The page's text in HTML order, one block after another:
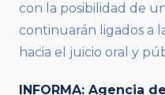
con la posibilidad de
continuarán ligados a
hacia el juicio oral y
INFORMA: Agencia